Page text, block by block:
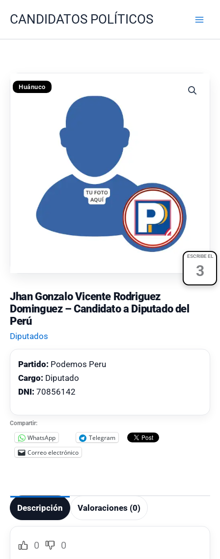
CANDIDATOS POLÍTICOS
ESCRIBE EL
3
Huánuco
Jhan Gonzalo Vicente Rodriguez
Dominguez – Candidato a Diputado del
Perú
Diputados
Partido: Podemos Peru
Cargo: Diputado
DNI: 70856142
Compartir:
WhatsApp
Telegram
Correo electrónico
Descripción Valoraciones (0)
0 0